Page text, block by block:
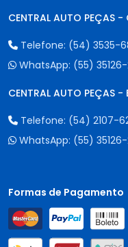
CENTRAL AUTO PEÇAS -
Telefone: (54) 3535-
WhatsApp: (55)
CENTRAL AUTO PEÇAS -
Telefone: (54) 2107-
WhatsApp: (55)
Formas de Pagamento